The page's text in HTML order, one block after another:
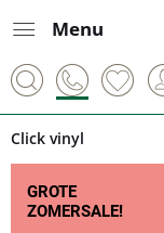
Menu
Click vinyl
GROTE
ZOMERSALE!